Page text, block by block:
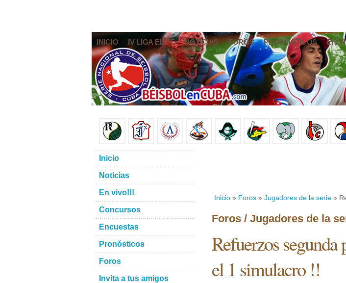
INICIO IV LIGA ELITE NOTICIAS FOROS PRONÓSTICOS EN
Inicio » Foros » Jugadores de la serie »
Foros / Jugadores de la
Refuerzos
el 1 simulacro !!
Inicio
Noticias
En vivo!!!
Concursos
Encuestas
Pronósticos
Foros
Invita a tus amigos